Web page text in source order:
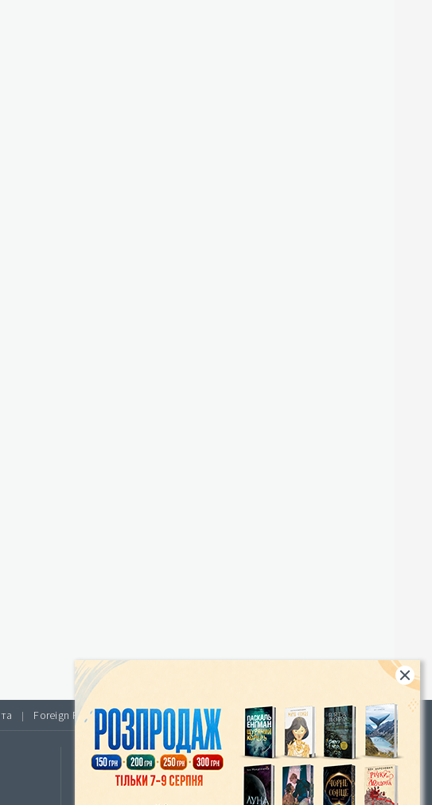
| Foreign Rights |
Інтернет-магазин «Видавництво Богдан»:
46018, м. Тернопіль, А/С 529